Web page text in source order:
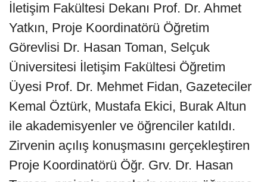
İletişim Fakültesi Dekanı Prof. Dr. Ahmet
Yatkın, Proje Koordinatörü Öğretim
Görevlisi Dr. Hasan Toman, Selçuk
Üniversitesi İletişim Fakültesi Öğretim
Üyesi Prof. Dr. Mehmet Fidan, Gazeteciler
Kemal Öztürk, Mustafa Ekici, Burak Altun
ile akademisyenler ve öğrenciler katıldı.
Zirvenin açılış konuşmasını gerçekleştiren
Proje Koordinatörü Öğr. Grv. Dr. Hasan